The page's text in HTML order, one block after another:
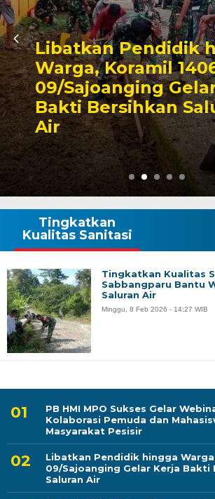
Triwulan II
Pendapatan
Capai 49
Rp130 Miliar
PB HMI MPO Sukses Gelar
Kolaborasi Pemuda dan
Masyarakat Pesisir
Libatkan Pendidik hingga
09/Sajoanging Gelar Kerja Bakti
Saluran Air
Tingkatkan
Kualitas Sanitasi
Tingkatkan Kualitas
Sabbangparu Bantu
Saluran Air
Minggu, 8 Feb 2026 - 14:27 WIB